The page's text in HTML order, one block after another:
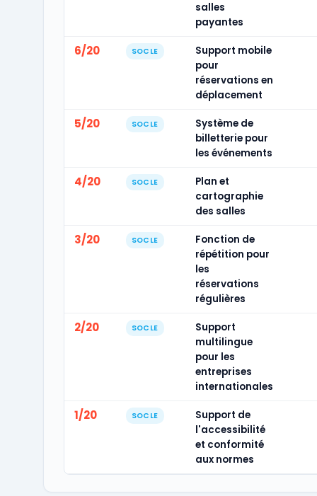
salles
payantes
6/20 SOCLE
Support mobile
pour
réservations en
déplacement
5/20 SOCLE
Système de
billetterie pour
les événements
4/20 SOCLE
Plan et
cartographie
des salles
3/20 SOCLE
Fonction de
répétition pour
les
réservations
régulières
2/20 SOCLE
Support
multilingue
pour les
entreprises
internationales
1/20 SOCLE
Support de
l'accessibilité
et conformité
aux normes